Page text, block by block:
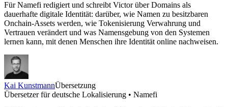
Für Namefi redigiert und schreibt Victor über Domains als
dauerhafte digitale Identität: darüber, wie Namen zu besitzbaren
Onchain-Assets werden, wie Tokenisierung Verwahrung und
Vertrauen verändert und was Namensgebung von den Systemen
lernen kann, mit denen Menschen ihre Identität online nachweisen.
Kai KunstmannÜbersetzung
Übersetzer für deutsche Lokalisierung • Namefi